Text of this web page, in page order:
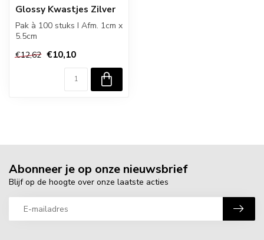
Glossy Kwastjes Zilver
Pak à 100 stuks I Afm. 1cm x
5.5cm
€12,62 €10,10
Abonneer je op onze nieuwsbrief
Blijf op de hoogte over onze laatste acties